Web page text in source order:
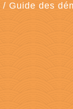
/ Guide des